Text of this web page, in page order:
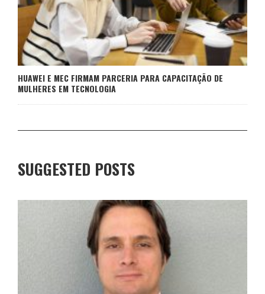
HUAWEI E MEC FIRMAM PARCERIA PARA CAPACITAÇÃO DE
MULHERES EM TECNOLOGIA
SUGGESTED POSTS